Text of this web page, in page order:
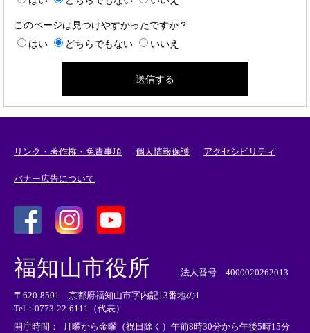
このページは見つけやすかったですか？
はい
どちらでもない いいえ
リンク・著作権・免責事項 個人情報保護 アクセシビリティ
バナー広告について
外
部
リ
ン
ク
＞
外
リ
ン
ク
＞
外
部
ン
ク
＞
福知山市役所 法人番号 4000020262013
〒620-8501 京都府福知山市字内記13番地の1
Tel：0773-22-6111（代表）
開庁時間： 月曜から金曜（祝日除く）午前8時30分から午後5時15分